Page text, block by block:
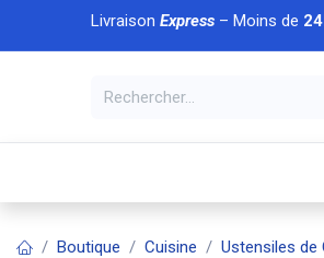
Se rendre au contenu
Livraison Express– Moins de
Boutique Cuisine Ustensiles de